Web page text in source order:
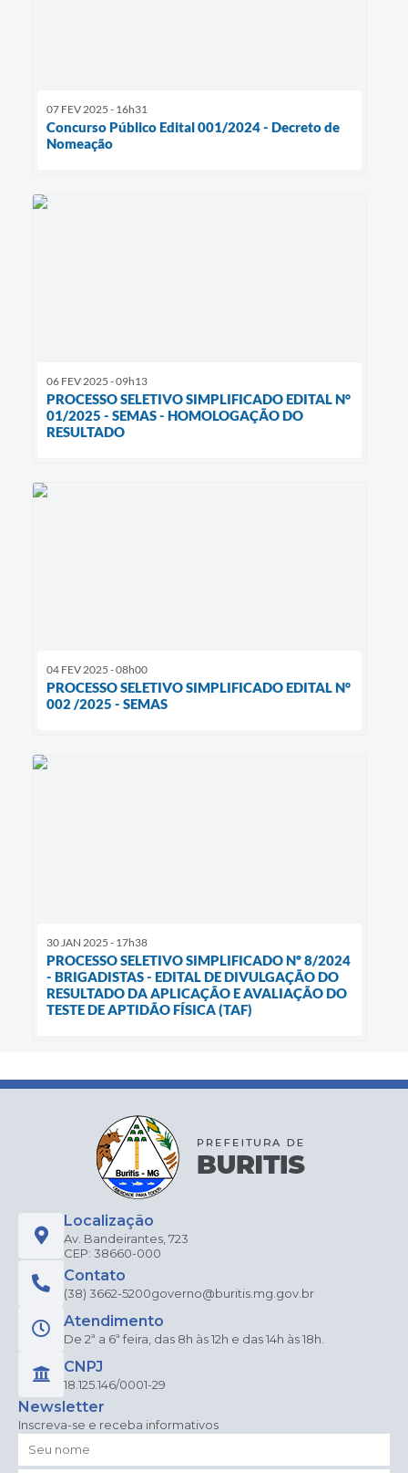
07 FEV 2025 - 16h31
Concurso Público Edital 001/2024 - Decreto de
Nomeação
06 FEV 2025 - 09h13
PROCESSO SELETIVO SIMPLIFICADO EDITAL N°
01/2025 - SEMAS - HOMOLOGAÇÃO DO
RESULTADO
04 FEV 2025 - 08h00
PROCESSO SELETIVO SIMPLIFICADO EDITAL N°
002 /2025 - SEMAS
30 JAN 2025 - 17h38
PROCESSO SELETIVO SIMPLIFICADO Nº 8/2024
- BRIGADISTAS - EDITAL DE DIVULGAÇÃO DO
RESULTADO DA APLICAÇÃO E AVALIAÇÃO DO
TESTE DE APTIDÃO FÍSICA (TAF)
Localização
Av. Bandeirantes, 723
CEP: 38660-000
Contato
(38) 3662-5200governo@buritis.mg.gov.br
Atendimento
De 2ª a 6ª feira, das 8h às 12h e das 14h às 18h.
CNPJ
18.125.146/0001-29
Newsletter
Inscreva-se e receba informativos